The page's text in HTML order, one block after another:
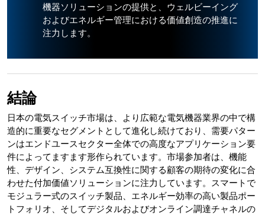
機器ソリューションの提供と、ウェルビーイング
およびエネルギー管理における価値創造の推進に
注力します。
結論
日本の電気スイッチ市場は、より広範な電気機器業界の中で構
造的に重要なセグメントとして進化し続けており、需要パター
ンはエンドユースセクター全体での高度なアプリケーション要
件によってますます形作られています。市場参加者は、機能
性、デザイン、システム互換性に関する顧客の期待の変化に合
わせた付加価値ソリューションに注力しています。スマートで
モジュラー式のスイッチ製品、エネルギー効率の高い製品ポー
トフォリオ、そしてデジタルおよびオンライン調達チャネルの